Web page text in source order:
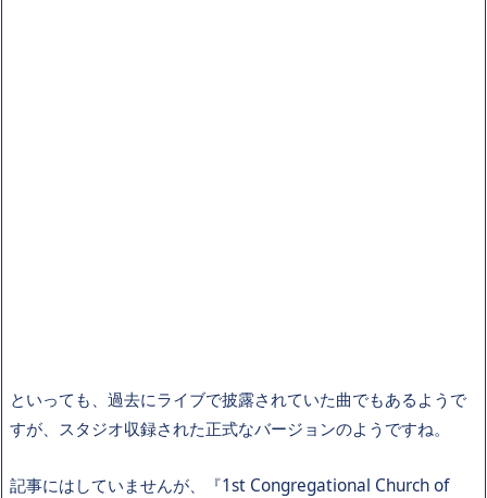
といっても、過去にライブで披露されていた曲でもあるようで
すが、スタジオ収録された正式なバージョンのようですね。
記事にはしていませんが、『1st Congregational Church of